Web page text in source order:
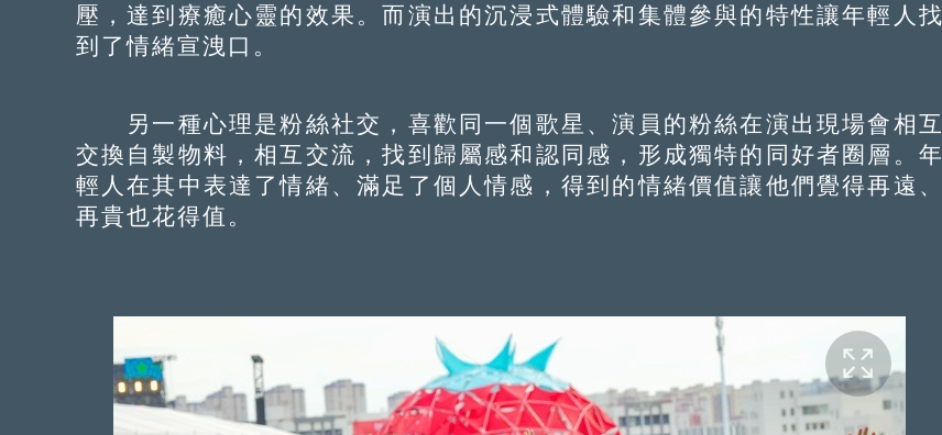
壓，達到療癒心靈的效果。而演出的沉浸式體驗和集體參與的特性讓年輕人找
到了情緒宣洩口。
另一種心理是粉絲社交，喜歡同一個歌星、演員的粉絲在演出現場會相互
交換自製物料，相互交流，找到歸屬感和認同感，形成獨特的同好者圈層。年
輕人在其中表達了情緒、滿足了個人情感，得到的情緒價值讓他們覺得再遠、
再貴也花得值。